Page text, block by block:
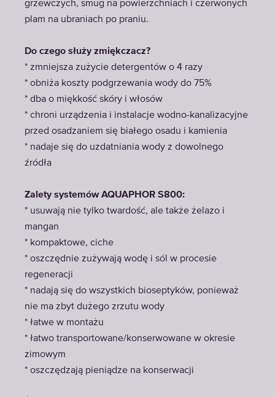
grzewczych, smug na powierzchniach i czerwonych
plam na ubraniach po praniu.
Do czego służy zmiękczacz?
* zmniejsza zużycie detergentów o 4 razy
* obniża koszty podgrzewania wody do 75%
* dba o miękkość skóry i włosów
* chroni urządzenia i instalacje wodno-kanalizacyjne
przed osadzaniem się białego osadu i kamienia
* nadaje się do uzdatniania wody z dowolnego
źródła
Zalety systemów AQUAPHOR S800:
* usuwają nie tylko twardość, ale także żelazo i
mangan
* kompaktowe, ciche
* oszczędnie zużywają wodę i sól w procesie
regeneracji
* nadają się do wszystkich bioseptyków, ponieważ
nie ma zbyt dużego zrzutu wody
* łatwe w montażu
* łatwo transportowane/konserwowane w okresie
zimowym
* oszczędzają pieniądze na konserwacji